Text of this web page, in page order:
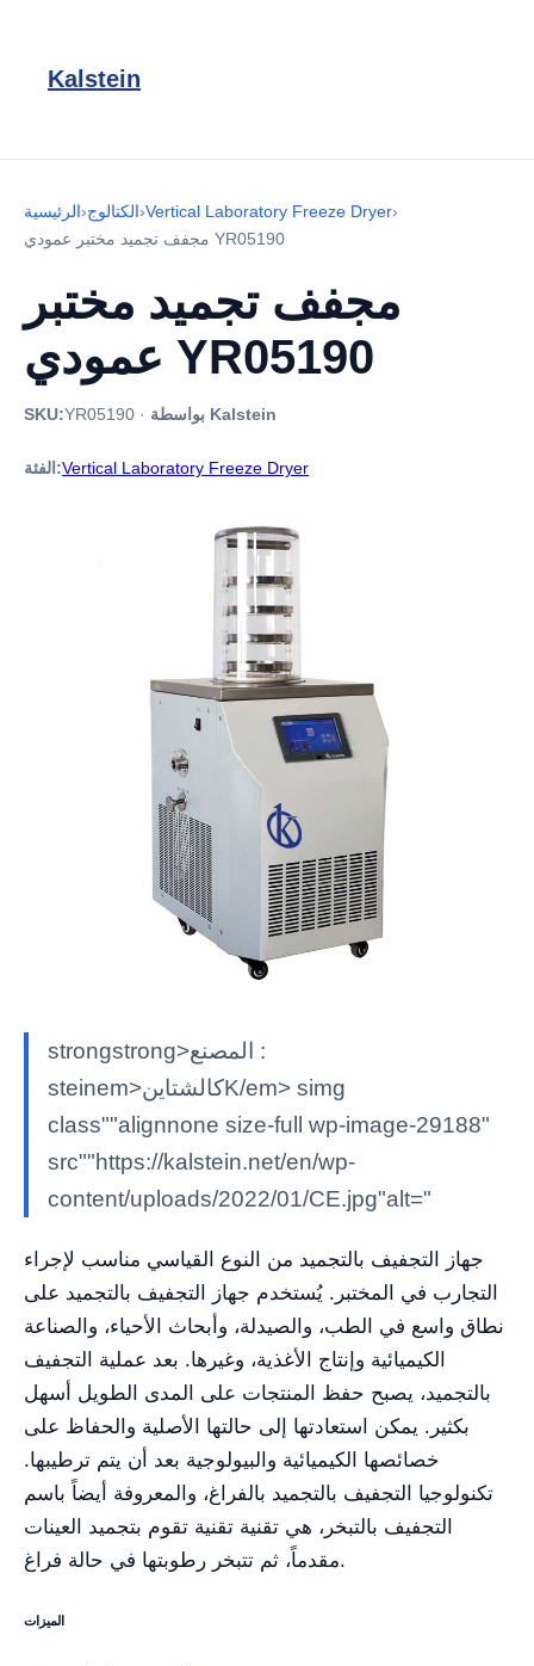
Kalstein
الرئيسية›الكتالوج›Vertical Laboratory Freeze Dryer›
مجفف تجميد مختبر عمودي YR05190
مجفف تجميد مختبر
عمودي YR05190
SKU:YR05190 · بواسطة Kalstein
الفئة:Vertical Laboratory Freeze Dryer
strongstrong>المصنع :
steinem>كالشتاينK/em> simg
class""alignnone size-full wp-image-29188"
src""https://kalstein.net/en/wp-
content/uploads/2022/01/CE.jpg"alt="
جهاز التجفيف بالتجميد من النوع القياسي مناسب لإجراء
التجارب في المختبر. يُستخدم جهاز التجفيف بالتجميد على
نطاق واسع في الطب، والصيدلة، وأبحاث الأحياء، والصناعة
الكيميائية وإنتاج الأغذية، وغيرها. بعد عملية التجفيف
بالتجميد، يصبح حفظ المنتجات على المدى الطويل أسهل
بكثير. يمكن استعادتها إلى حالتها الأصلية والحفاظ على
خصائصها الكيميائية والبيولوجية بعد أن يتم ترطيبها.
تكنولوجيا التجفيف بالتجميد بالفراغ، والمعروفة أيضاً باسم
التجفيف بالتبخر، هي تقنية تقنية تقوم بتجميد العينات
مقدماً، ثم تتبخر رطوبتها في حالة فراغ.
الميزات